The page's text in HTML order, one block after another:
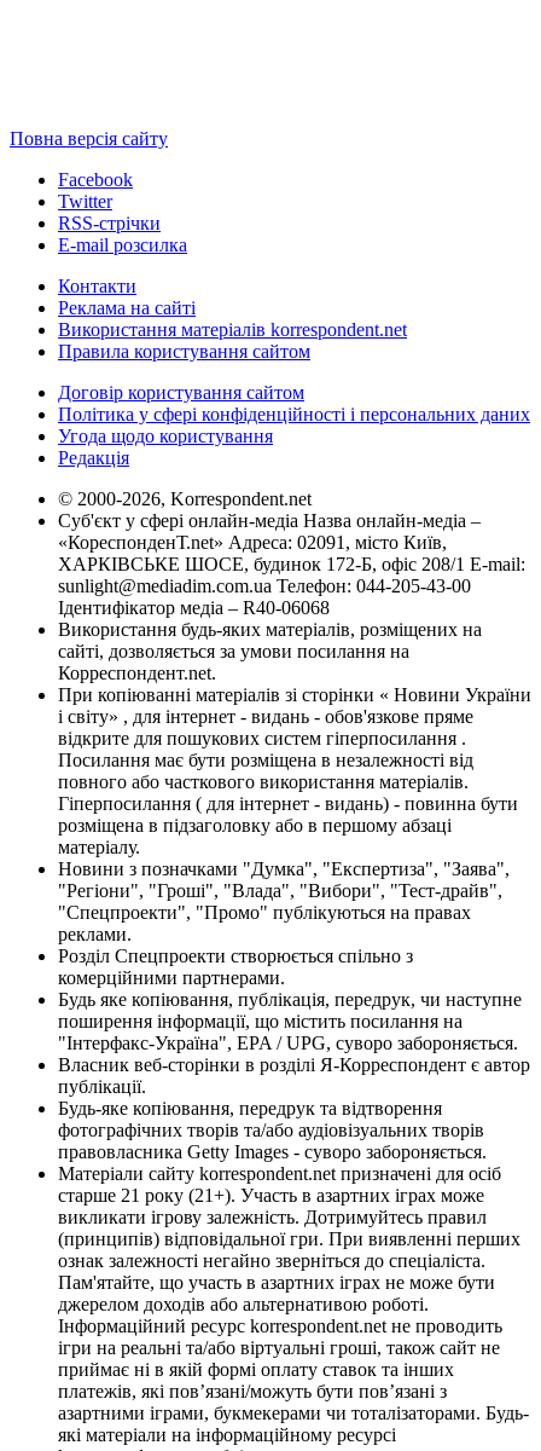
Повна версія сайту
Facebook
Twitter
RSS-стрічки
E-mail розсилка
Контакти
Реклама на сайті
Використання матеріалів korrespondent.net
Правила користування сайтом
Договір користування сайтом
Політика у сфері конфіденційності і персональних даних
Угода щодо користування
Редакція
© 2000-2026, Korrespondent.net
Суб'єкт у сфері онлайн-медіа Назва онлайн-медіа –
«КореспонденТ.net» Адреса: 02091, місто Київ,
ХАРКІВСЬКЕ ШОСЕ, будинок 172-Б, офіс 208/1 E-mail:
sunlight@mediadim.com.ua Телефон: 044-205-43-00
Ідентифікатор медіа – R40-06068
Використання будь-яких матеріалів, розміщених на
сайті, дозволяється за умови посилання на
Корреспондент.net.
При копіюванні матеріалів зі сторінки « Новини України
і світу» , для інтернет - видань - обов'язкове пряме
відкрите для пошукових систем гіперпосилання .
Посилання має бути розміщена в незалежності від
повного або часткового використання матеріалів.
Гіперпосилання ( для інтернет - видань) - повинна бути
розміщена в підзаголовку або в першому абзаці
матеріалу.
Новини з позначками "Думка", "Експертиза", "Заява",
"Регіони", "Гроші", "Влада", "Вибори", "Тест-драйв",
"Спецпроекти", "Промо" публікуються на правах
реклами.
Розділ Спецпроекти створюється спільно з
комерційними партнерами.
Будь яке копіювання, публікація, передрук, чи наступне
поширення інформації, що містить посилання на
"Інтерфакс-Україна", EPA / UPG, суворо забороняється.
Власник веб-сторінки в розділі Я-Корреспондент є автор
публікації.
Будь-яке копіювання, передрук та відтворення
фотографічних творів та/або аудіовізуальних творів
правовласника Getty Images - суворо забороняється.
Матеріали сайту korrespondent.net призначені для осіб
старше 21 року (21+). Участь в азартних іграх може
викликати ігрову залежність. Дотримуйтесь правил
(принципів) відповідальної гри. При виявленні перших
ознак залежності негайно зверніться до спеціаліста.
Пам'ятайте, що участь в азартних іграх не може бути
джерелом доходів або альтернативою роботі.
Інформаційний ресурс korrespondent.net не проводить
ігри на реальні та/або віртуальні гроші, також сайт не
приймає ні в якій формі оплату ставок та інших
платежів, які пов’язані/можуть бути пов’язані з
азартними іграми, букмекерами чи тоталізаторами. Будь-
які матеріали на інформаційному ресурсі